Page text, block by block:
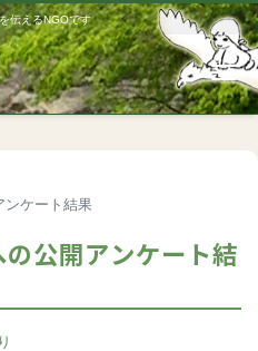
伝えるNGOです
ンケート結果
公開アンケート結